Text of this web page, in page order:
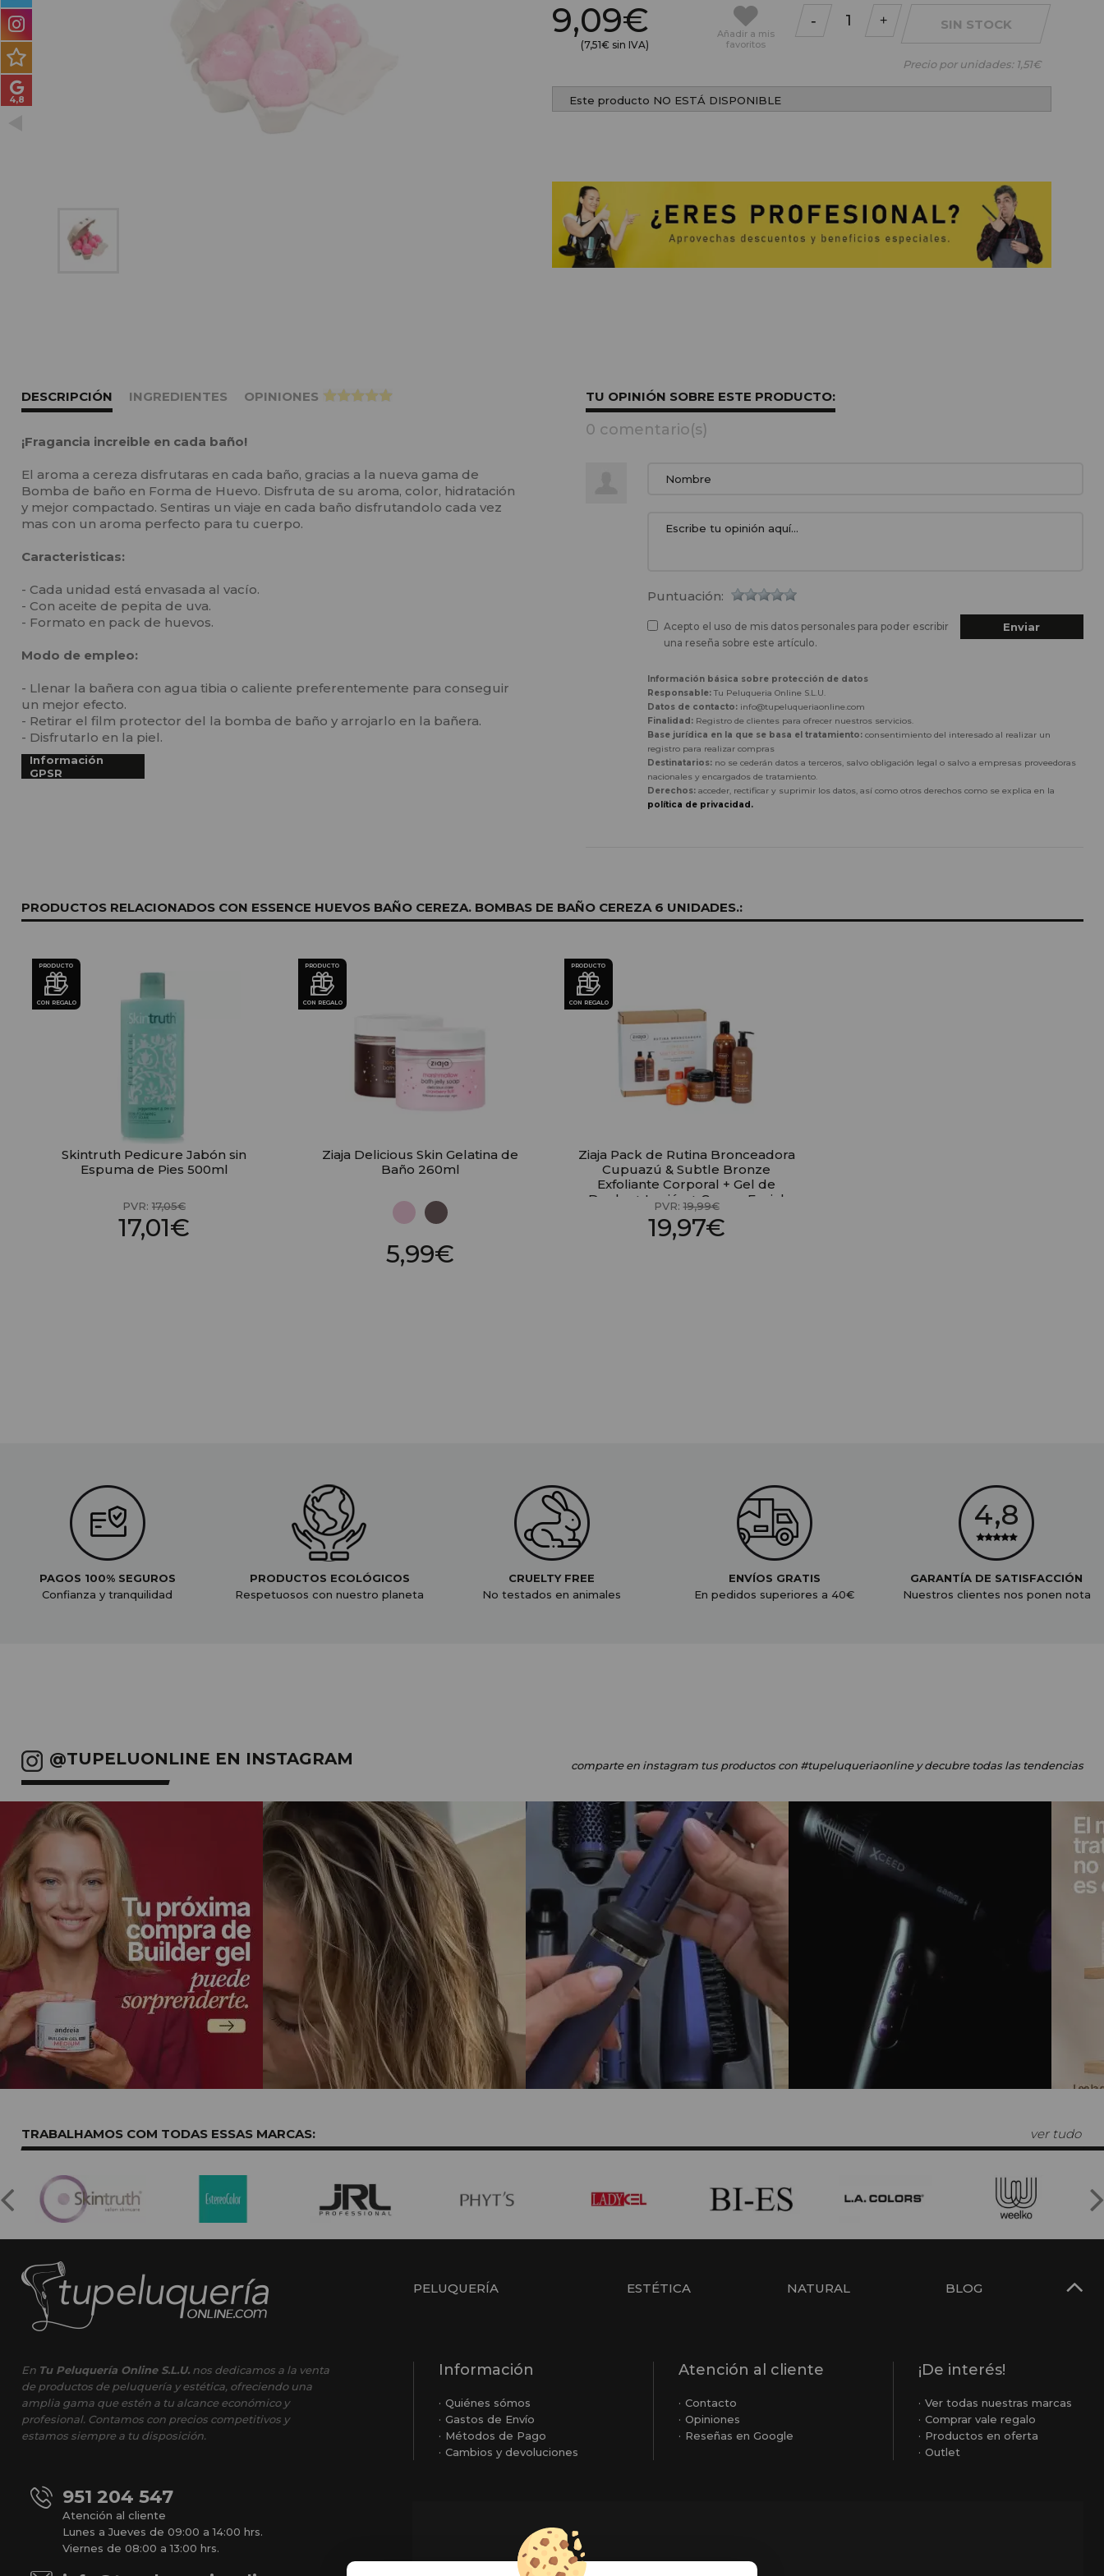
PACKS DE REGALO
9,09€
(7,51€ sin IVA)
Añadira mis
favoritos
- + SIN STOCK
Precio por unidades: 1,51€
Este producto NO ESTÁ DISPONIBLE
DESCRIPCIÓN INGREDIENTES OPINIONES >
¡Fragancia increible en cada baño!
El aroma a cereza disfrutaras en cada baño, gracias a la nueva gama de
Bomba de baño en Forma de Huevo. Disfruta de su aroma, color, hidratación
y mejor compactado. Sentiras un viaje en cada baño disfrutandolo cada vez
mas con un aroma perfecto para tu cuerpo.
Caracteristicas:
- Cada unidad está envasada al vacío.
- Con aceite de pepita de uva.
- Formato en pack de huevos.
Modo de empleo:
- Llenar la bañera con agua tibia o caliente preferentemente para conseguir
un mejor efecto.
- Retirar el film protector del la bomba de baño y arrojarlo en la bañera.
- Disfrutarlo en la piel.
Información
GPSR
TU OPINIÓN SOBRE ESTE PRODUCTO:
0 comentario(s)
Puntuación:
Acepto el uso de mis datos personales para poder escribir
una reseña sobre este artículo.
Información básica sobre protección de datos
Responsable:Tu Peluqueria Online S.L.U.
Datos de contacto:info@tupeluqueriaonline.com
Finalidad:Registro de clientes para ofrecer nuestros servicios.
Base jurídica en la que se basa el tratamiento:consentimiento del interesado al realizar un
registro para realizar compras
Destinatarios:no se cederán datos a terceros, salvo obligación legal o salvo a empresas proveedoras
nacionales y encargados de tratamiento.
Derechos:acceder, rectificar y suprimir los datos, así como otros derechos como se explica en la
política de privacidad.
PRODUCTOS RELACIONADOS CON ESSENCE HUEVOS BAÑO CEREZA. BOMBAS DE BAÑO CEREZA 6 UNIDADES.:
PRODUCTO
CON REGALO
Skintruth Pedicure Jabón sin
Espuma de Pies 500ml
PVR: 17,05€
17,01€
PRODUCTO
CON REGALO
Ziaja Delicious Skin Gelatina de
Baño 260ml
5,99€
PRODUCTO
CON REGALO
Ziaja Pack de Rutina Bronceadora
Cupuazú & Subtle Bronze
Exfoliante Corporal + Gel de
Ducha + Loción + Crema Facial
PVR:19,99€
19,97€
PAGOS 100% SEGUROS
Confianza y tranquilidad
PRODUCTOS ECOLÓGICOS
Respetuosos con nuestro planeta
CRUELTY FREE
No testados en animales
ENVÍOS GRATIS
En pedidos superiores a 40€
GARANTÍA DE SATISFACCIÓN
Nuestros clientes nos ponen nota
@TUPELUONLINE EN INSTAGRAM comparte en instagram tus productoscon #tupeluqueriaonliney decubre todas las tendencias
TRABALHAMOS COM TODAS ESSASMARCAS: ver tudo
PELUQUERÍA ESTÉTICA NATURAL BLOG
En Tu Peluquería Online S.L.U.nos dedicamos a la venta
de productos de peluquería y estética, ofreciendo una
amplia gama que estén a tu alcance económico y
profesional. Contamos con precios competitivos y
estamos siempre a tu disposición.
951 204 547
Atención al cliente
Lunes a Jueves de 09:00 a 14:00 hrs.
Viernes de 08:00 a 13:00 hrs.
Información
Quiénes sómos
Gastos de Envío
Métodos de Pago
Cambios y devoluciones
Atención al cliente
Contacto
Opiniones
Reseñas en Google
¡De interés!
Ver todas nuestras marcas
Comprar vale regalo
Productos en oferta
Outlet